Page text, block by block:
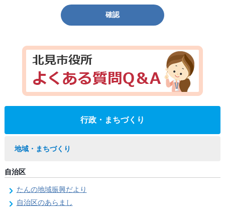
確認
行政・まちづくり
地域・まちづくり
自治区
たんの地域振興だより
自治区のあらまし